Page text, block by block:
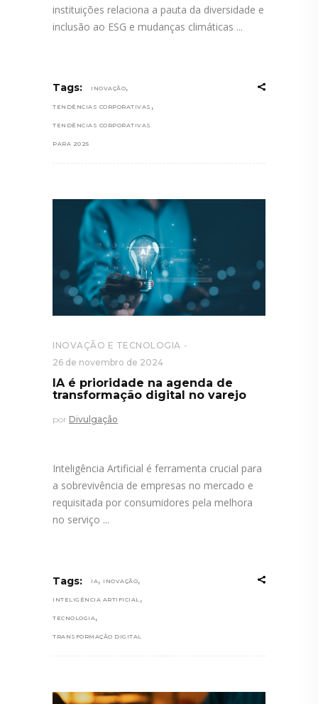
instituições relaciona a pauta da diversidade e
inclusão ao ESG e mudanças climáticas
Tags: INOVAÇÃO,
TENDÊNCIAS CORPORATIVAS ,
TENDÊNCIAS CORPORATIVAS
PARA 2025
INOVAÇÃO E TECNOLOGIA
26 de novembro de 2024
IA é prioridade na agenda de
transformação digital no varejo
por Divulgação
Inteligência Artificial é ferramenta crucial para
a sobrevivência de empresas no mercado e
requisitada por consumidores pela melhora
no serviço
Tags: IA, INOVAÇÃO,
INTELIGÊNCIA ARTIFICIAL ,
TECNOLOGIA,
TRANSFORMAÇÃO DIGITAL